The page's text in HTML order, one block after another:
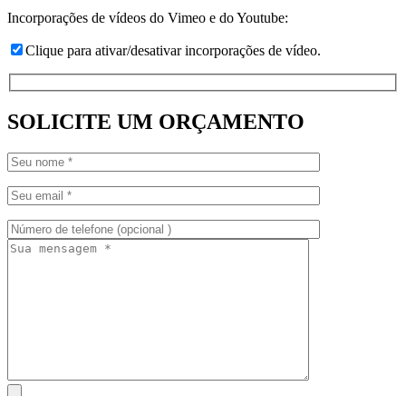
Incorporações de vídeos do Vimeo e do Youtube:
Clique para ativar/desativar incorporações de vídeo.
SOLICITE UM ORÇAMENTO